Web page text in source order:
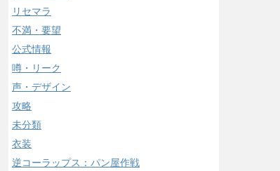
リセマラ
不満・要望
公式情報
噂・リーク
声・デザイン
攻略
未分類
衣装
逆コーラップス：パン屋作戦